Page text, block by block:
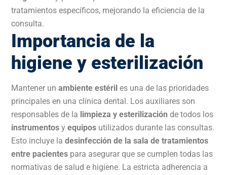
tratamientos específicos, mejorando la eficiencia de la
consulta.
Importancia de la
higiene y esterilización
Mantener un ambiente estéril es una de las prioridades
principales en una clínica dental. Los auxiliares son
responsables de la limpieza y esterilización de todos los
instrumentos y equipos utilizados durante las consultas.
Esto incluye la desinfección de la sala de tratamientos
entre pacientes para asegurar que se cumplen todas las
normativas de salud e higiene. La estricta adherencia a